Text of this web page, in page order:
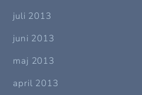
juli 2013
juni 2013
maj 2013
april 2013